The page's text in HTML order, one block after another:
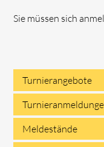
Sie müssen sich
Navigation
überspringen
Turnierangebote
Meldestände